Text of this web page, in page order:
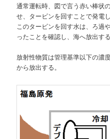
通常運転時、図で言う赤い棒状
せ、タービンを回すことで発電し
このタービンを回す水は、ろ過
ったことを確認し、海へ放出する
放射性物質は管理基準以下の濃
から放出する。